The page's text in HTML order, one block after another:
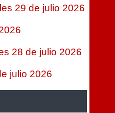
29 de julio 2026
28 de julio 2026
julio 2026